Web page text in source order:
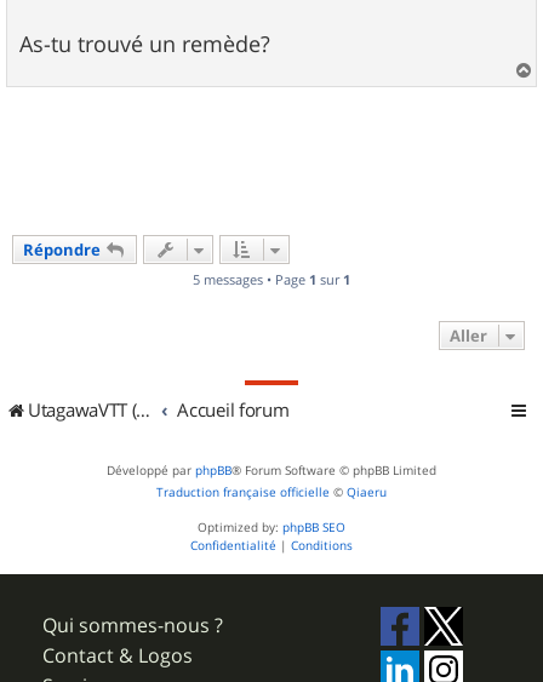
As-tu trouvé un remède?
a
Répondre
5 messages • Page 1 sur 1
Aller
UtagawaVTT (Randos VTT et VTTAE avec traces GPS) Accueil forum
Développé par phpBB® Forum Software © phpBB Limited
Traduction française officielle © Qiaeru
Optimized by: phpBB SEO
Confidentialité | Conditions
Qui sommes-nous ?
Contact & Logos